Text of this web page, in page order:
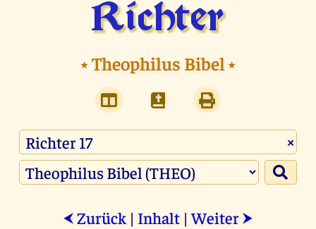
Richter
⭑Theophilus Bibel⭑
×
⮜ Zurück | Inhalt |Weiter ⮞